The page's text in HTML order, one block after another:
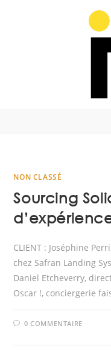
NON CLASSÉ
Sourcing
CLIENT : Joséphine
chez Safran Landing
Daniel Etcheverry,
Oscar !, conciergerie
0 COMMENTAIRE